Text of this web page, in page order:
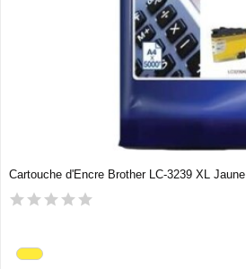
Cartouche d'Encre Brother LC-3239 XL Jaune